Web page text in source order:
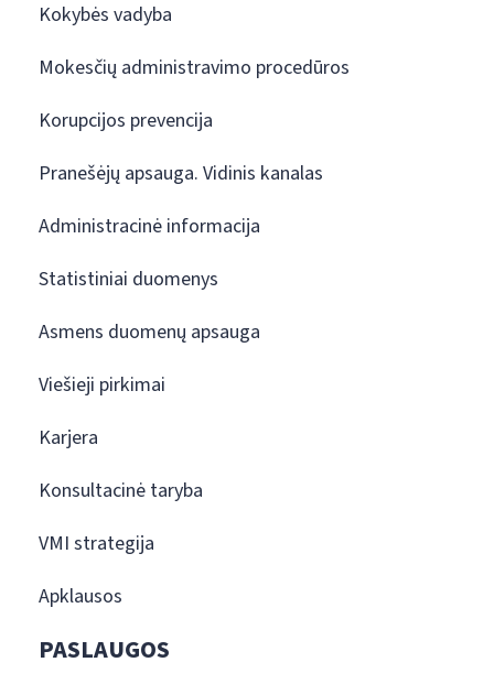
Kokybės vadyba
Mokesčių administravimo procedūros
Korupcijos prevencija
Pranešėjų apsauga. Vidinis kanalas
Administracinė informacija
Statistiniai duomenys
Asmens duomenų apsauga
Viešieji pirkimai
Karjera
Konsultacinė taryba
VMI strategija
Apklausos
PASLAUGOS